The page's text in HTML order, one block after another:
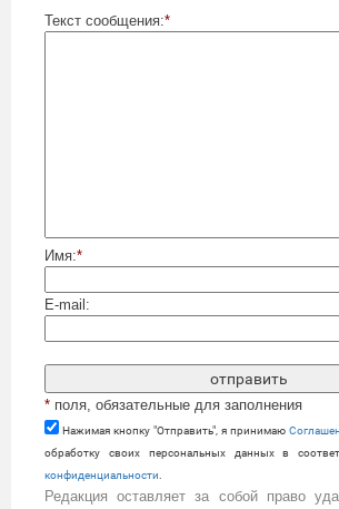
Текст сообщения:*
Имя:*
E-mail:
* поля, обязательные для заполнения
Нажимая кнопку "Отправить", я принимаю
обработку своих персональных данных в
конфиденциальности.
Редакция оставляет за собой право